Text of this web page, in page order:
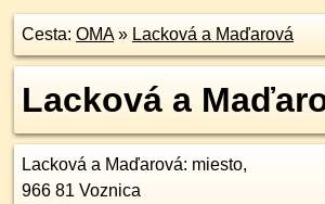
Cesta: OMA» Lacková a Maďarová
Lacková a
Lacková a Maďarová: miesto,
966 81 Voznica